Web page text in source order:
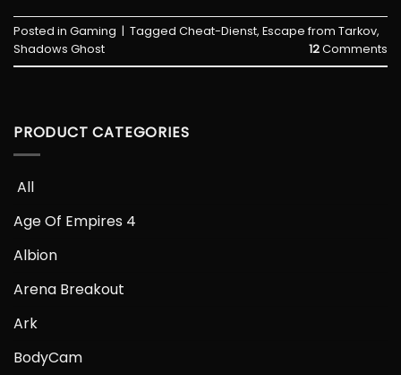
Posted in Gaming | Tagged Cheat-Dienst, Escape from Tarkov,
Shadows Ghost
12Comments
PRODUCT CATEGORIES
­­؜឴ All
Age Of Empires 4
Albion
Arena Breakout
Ark
BodyCam